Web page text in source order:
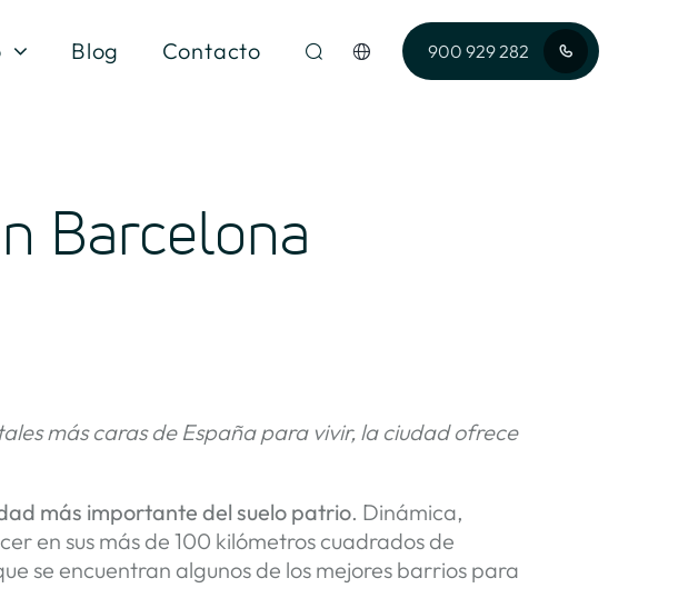
Blog Contacto 900 929 282
Barcelona
más caras de España para vivir, la ciudad ofrece
más importante del suelo patrio. Dinámica,
en sus más de 100 kilómetros cuadrados de
se encuentran algunos de los mejores barrios para